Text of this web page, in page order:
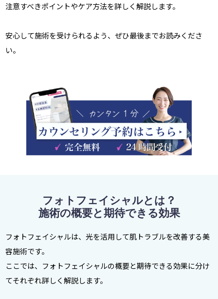
注意すべきポイントやケア方法を詳しく解説します。
安心して施術を受けられるよう、ぜひ最後までお読みくださ
い。
フォトフェイシャルとは？
施術の概要と期待できる効果
フォトフェイシャルは、光を活用して肌トラブルを改善する美
容施術です。
ここでは、フォトフェイシャルの概要と期待できる効果に分け
てそれぞれ詳しく解説します。